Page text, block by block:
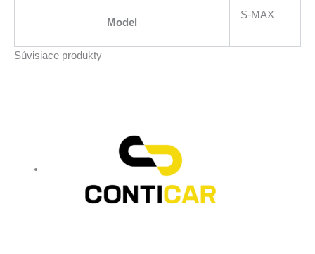
Model
S-MAX
Súvisiace produkty